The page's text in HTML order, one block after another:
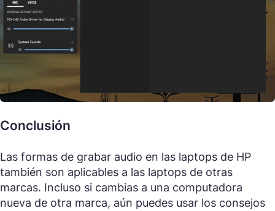
Conclusión
Las formas de grabar audio en las laptops de HP
también son aplicables a las laptops de otras
marcas. Incluso si cambias a una computadora
nueva de otra marca, aún puedes usar los consejos